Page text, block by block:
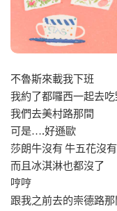
不魯斯來載我下班
我約了都囉西一起去
我們去美村路那間
可是….好遜歐
莎朗牛沒有 牛五花沒
而且冰淇淋也都沒了
哼哼
跟我之前去的崇德路